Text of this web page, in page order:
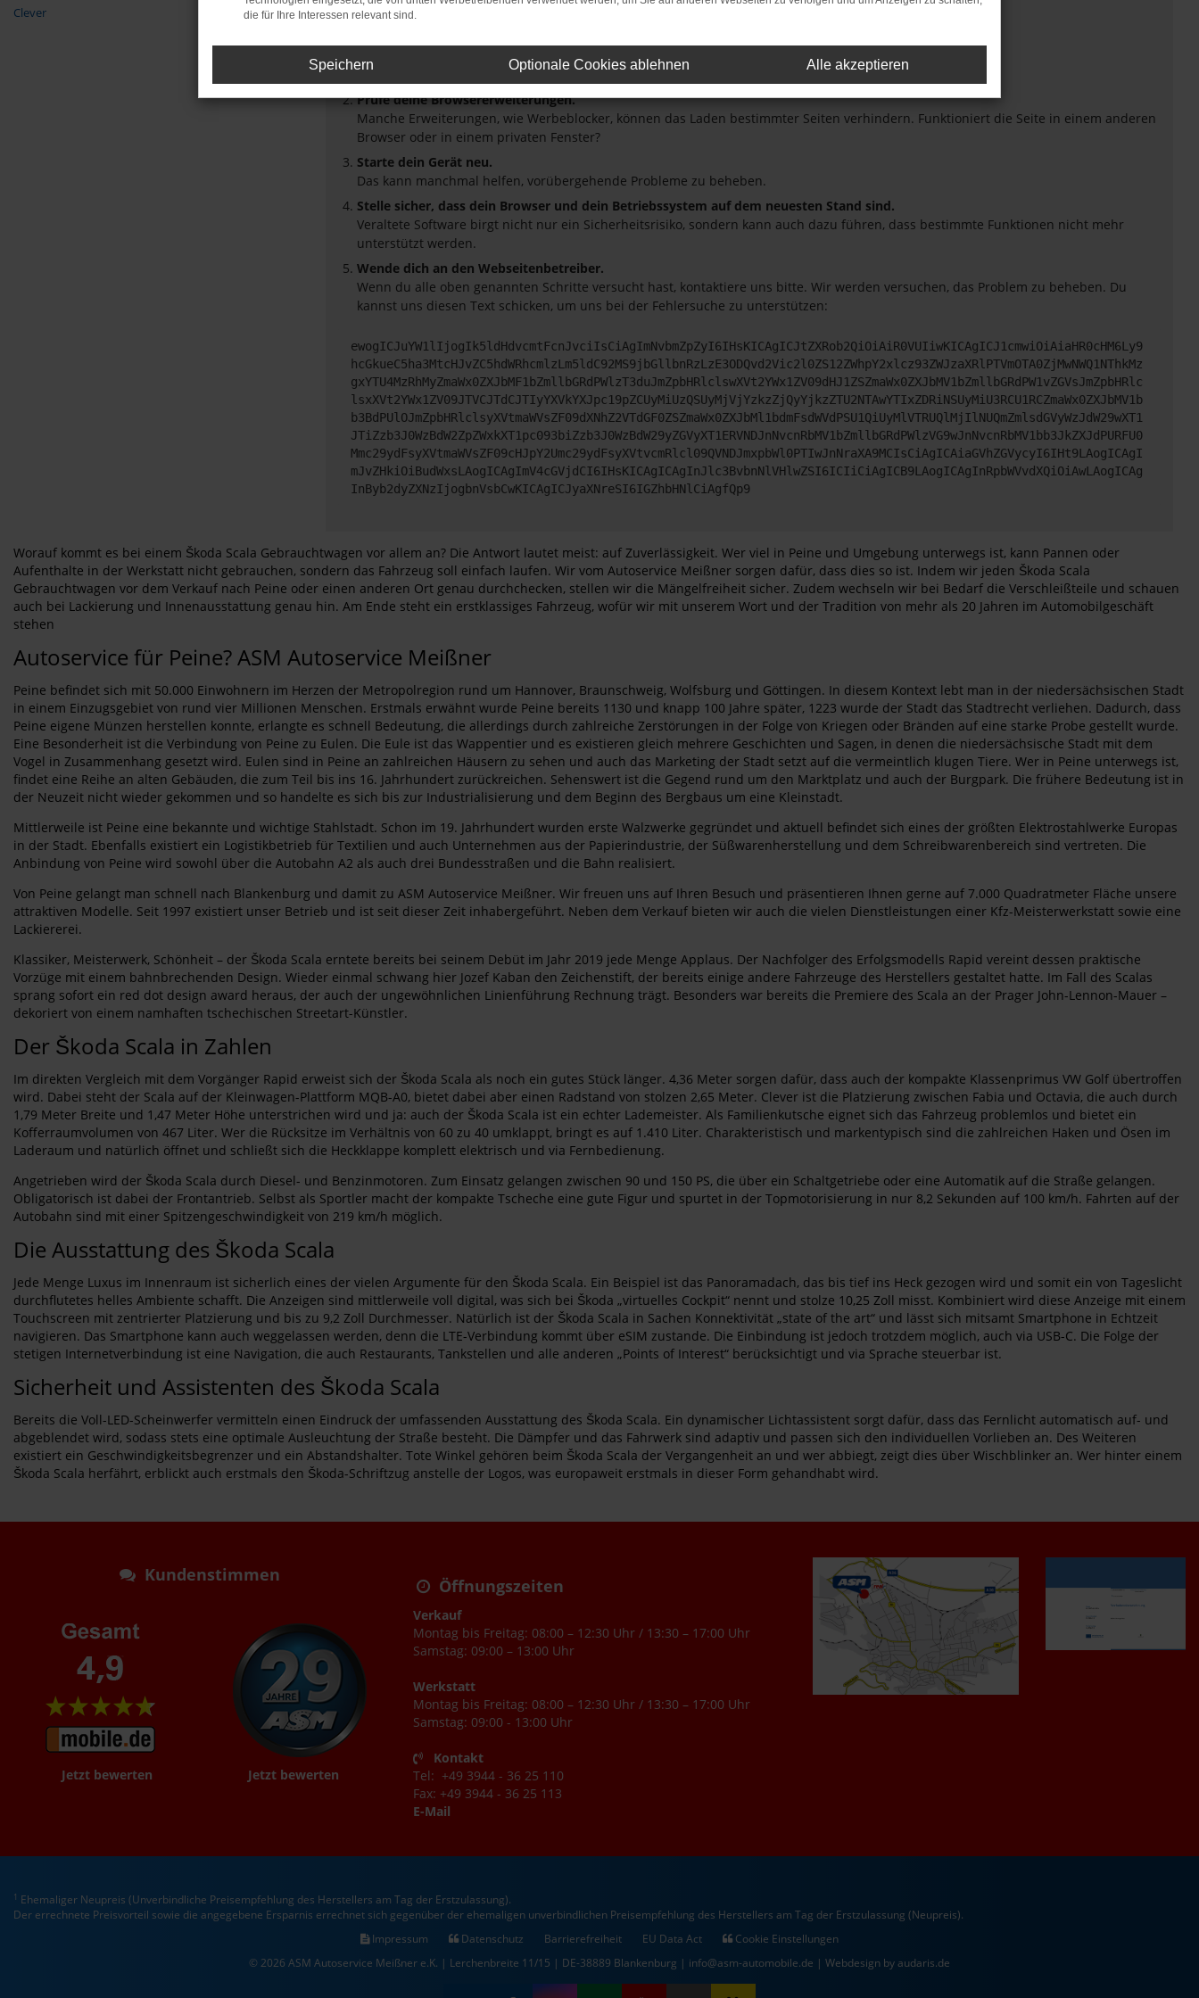
Clever
Beim Laden ist ein Fehler aufgetreten.
Hier sind ein paar Tipps, die dir helfen können:
Überprüfe deine Firewall und deine Internetverbindung.
Laden andere Webseiten, zum Beispiel deine Suchmaschine?
Prüfe deine Browsererweiterungen.
Manche Erweiterungen, wie Werbeblocker, können das Laden bestimmter Seiten verhindern. Funktioniert die Seite in einem anderen
Browser oder in einem privaten Fenster?
Starte dein Gerät neu.
Das kann manchmal helfen, vorübergehende Probleme zu beheben.
Stelle sicher, dass dein Browser und dein Betriebssystem auf dem neuesten Stand sind.
Veraltete Software birgt nicht nur ein Sicherheitsrisiko, sondern kann auch dazu führen, dass bestimmte Funktionen nicht mehr
unterstützt werden.
Wende dich an den Webseitenbetreiber.
Wenn du alle oben genannten Schritte versucht hast, kontaktiere uns bitte. Wir werden versuchen, das Problem zu beheben. Du
kannst uns diesen Text schicken, um uns bei der Fehlersuche zu unterstützen:
ewogICJuYW1lIjogIk5ldHdvcmtFcnJvciIsCiAgImNvbmZpZyI6IHsKICAgICJtZXRob2QiOiAiR0VUIiwKICAgICJ1cmwiOiAiaHR0cHM6Ly9
hcGkueC5ha3MtcHJvZC5hdWRhcmlzLm5ldC92MS9jbGllbnRzLzE3ODQvd2Vic2l0ZS12ZWhpY2xlcz93ZWJzaXRlPTVmOTA0ZjMwNWQ1NThkMz
gxYTU4MzRhMyZmaWx0ZXJbMF1bZmllbGRdPWlzT3duJmZpbHRlclswXVt2YWx1ZV09dHJ1ZSZmaWx0ZXJbMV1bZmllbGRdPW1vZGVsJmZpbHRlc
lsxXVt2YWx1ZV09JTVCJTdCJTIyYXVkYXJpc19pZCUyMiUzQSUyMjVjYzkzZjQyYjkzZTU2NTAwYTIxZDRiNSUyMiU3RCU1RCZmaWx0ZXJbMV1b
b3BdPUlOJmZpbHRlclsyXVtmaWVsZF09dXNhZ2VTdGF0ZSZmaWx0ZXJbMl1bdmFsdWVdPSU1QiUyMlVTRUQlMjIlNUQmZmlsdGVyWzJdW29wXT1
JTiZzb3J0WzBdW2ZpZWxkXT1pc093biZzb3J0WzBdW29yZGVyXT1ERVNDJnNvcnRbMV1bZmllbGRdPWlzVG9wJnNvcnRbMV1bb3JkZXJdPURFU0
Mmc29ydFsyXVtmaWVsZF09cHJpY2Umc29ydFsyXVtvcmRlcl09QVNDJmxpbWl0PTIwJnNraXA9MCIsCiAgICAiaGVhZGVycyI6IHt9LAogICAgI
mJvZHkiOiBudWxsLAogICAgImV4cGVjdCI6IHsKICAgICAgInJlc3BvbnNlVHlwZSI6ICIiCiAgICB9LAogICAgInRpbWVvdXQiOiAwLAogICAg
InByb2dyZXNzIjogbnVsbCwKICAgICJyaXNreSI6IGZhbHNlCiAgfQp9
Worauf kommt es bei einem Škoda Scala Gebrauchtwagen vor allem an? Die Antwort lautet meist: auf Zuverlässigkeit. Wer viel in Peine und Umgebung unterwegs ist, kann Pannen oder
Aufenthalte in der Werkstatt nicht gebrauchen, sondern das Fahrzeug soll einfach laufen. Wir vom Autoservice Meißner sorgen dafür, dass dies so ist. Indem wir jeden Škoda Scala
Gebrauchtwagen vor dem Verkauf nach Peine oder einen anderen Ort genau durchchecken, stellen wir die Mängelfreiheit sicher. Zudem wechseln wir bei Bedarf die Verschleißteile und schauen
auch bei Lackierung und Innenausstattung genau hin. Am Ende steht ein erstklassiges Fahrzeug, wofür wir mit unserem Wort und der Tradition von mehr als 20 Jahren im Automobilgeschäft
stehen
Autoservice für Peine? ASM Autoservice Meißner
Peine befindet sich mit 50.000 Einwohnern im Herzen der Metropolregion rund um Hannover, Braunschweig, Wolfsburg und Göttingen. In diesem Kontext lebt man in der niedersächsischen Stadt
in einem Einzugsgebiet von rund vier Millionen Menschen. Erstmals erwähnt wurde Peine bereits 1130 und knapp 100 Jahre später, 1223 wurde der Stadt das Stadtrecht verliehen. Dadurch, dass
Peine eigene Münzen herstellen konnte, erlangte es schnell Bedeutung, die allerdings durch zahlreiche Zerstörungen in der Folge von Kriegen oder Bränden auf eine starke Probe gestellt wurde.
Eine Besonderheit ist die Verbindung von Peine zu Eulen. Die Eule ist das Wappentier und es existieren gleich mehrere Geschichten und Sagen, in denen die niedersächsische Stadt mit dem
Vogel in Zusammenhang gesetzt wird. Eulen sind in Peine an zahlreichen Häusern zu sehen und auch das Marketing der Stadt setzt auf die vermeintlich klugen Tiere. Wer in Peine unterwegs ist,
findet eine Reihe an alten Gebäuden, die zum Teil bis ins 16. Jahrhundert zurückreichen. Sehenswert ist die Gegend rund um den Marktplatz und auch der Burgpark. Die frühere Bedeutung ist in
der Neuzeit nicht wieder gekommen und so handelte es sich bis zur Industrialisierung und dem Beginn des Bergbaus um eine Kleinstadt.
Mittlerweile ist Peine eine bekannte und wichtige Stahlstadt. Schon im 19. Jahrhundert wurden erste Walzwerke gegründet und aktuell befindet sich eines der größten Elektrostahlwerke Europas
in der Stadt. Ebenfalls existiert ein Logistikbetrieb für Textilien und auch Unternehmen aus der Papierindustrie, der Süßwarenherstellung und dem Schreibwarenbereich sind vertreten. Die
Anbindung von Peine wird sowohl über die Autobahn A2 als auch drei Bundesstraßen und die Bahn realisiert.
Von Peine gelangt man schnell nach Blankenburg und damit zu ASM Autoservice Meißner. Wir freuen uns auf Ihren Besuch und präsentieren Ihnen gerne auf 7.000 Quadratmeter Fläche unsere
attraktiven Modelle. Seit 1997 existiert unser Betrieb und ist seit dieser Zeit inhabergeführt. Neben dem Verkauf bieten wir auch die vielen Dienstleistungen einer Kfz-Meisterwerkstatt sowie eine
Lackiererei.
Klassiker, Meisterwerk, Schönheit – der Škoda Scala erntete bereits bei seinem Debüt im Jahr 2019 jede Menge Applaus. Der Nachfolger des Erfolgsmodells Rapid vereint dessen praktische
Vorzüge mit einem bahnbrechenden Design. Wieder einmal schwang hier Jozef Kaban den Zeichenstift, der bereits einige andere Fahrzeuge des Herstellers gestaltet hatte. Im Fall des Scalas
sprang sofort ein red dot design award heraus, der auch der ungewöhnlichen Linienführung Rechnung trägt. Besonders war bereits die Premiere des Scala an der Prager John-Lennon-Mauer –
dekoriert von einem namhaften tschechischen Streetart-Künstler.
Der Škoda Scala in Zahlen
Im direkten Vergleich mit dem Vorgänger Rapid erweist sich der Škoda Scala als noch ein gutes Stück länger. 4,36 Meter sorgen dafür, dass auch der kompakte Klassenprimus VW Golf übertroffen
wird. Dabei steht der Scala auf der Kleinwagen-Plattform MQB-A0, bietet dabei aber einen Radstand von stolzen 2,65 Meter. Clever ist die Platzierung zwischen Fabia und Octavia, die auch durch
1,79 Meter Breite und 1,47 Meter Höhe unterstrichen wird und ja: auch der Škoda Scala ist ein echter Lademeister. Als Familienkutsche eignet sich das Fahrzeug problemlos und bietet ein
Kofferraumvolumen von 467 Liter. Wer die Rücksitze im Verhältnis von 60 zu 40 umklappt, bringt es auf 1.410 Liter. Charakteristisch und markentypisch sind die zahlreichen Haken und Ösen im
Laderaum und natürlich öffnet und schließt sich die Heckklappe komplett elektrisch und via Fernbedienung.
Angetrieben wird der Škoda Scala durch Diesel- und Benzinmotoren. Zum Einsatz gelangen zwischen 90 und 150 PS, die über ein Schaltgetriebe oder eine Automatik auf die Straße gelangen.
Obligatorisch ist dabei der Frontantrieb. Selbst als Sportler macht der kompakte Tscheche eine gute Figur und spurtet in der Topmotorisierung in nur 8,2 Sekunden auf 100 km/h. Fahrten auf der
Autobahn sind mit einer Spitzengeschwindigkeit von 219 km/h möglich.
Die Ausstattung des Škoda Scala
Jede Menge Luxus im Innenraum ist sicherlich eines der vielen Argumente für den Škoda Scala. Ein Beispiel ist das Panoramadach, das bis tief ins Heck gezogen wird und somit ein von Tageslicht
durchflutetes helles Ambiente schafft. Die Anzeigen sind mittlerweile voll digital, was sich bei Škoda „virtuelles Cockpit“ nennt und stolze 10,25 Zoll misst. Kombiniert wird diese Anzeige mit einem
Touchscreen mit zentrierter Platzierung und bis zu 9,2 Zoll Durchmesser. Natürlich ist der Škoda Scala in Sachen Konnektivität „state of the art“ und lässt sich mitsamt Smartphone in Echtzeit
navigieren. Das Smartphone kann auch weggelassen werden, denn die LTE-Verbindung kommt über eSIM zustande. Die Einbindung ist jedoch trotzdem möglich, auch via USB-C. Die Folge der
stetigen Internetverbindung ist eine Navigation, die auch Restaurants, Tankstellen und alle anderen „Points of Interest“ berücksichtigt und via Sprache steuerbar ist.
Sicherheit und Assistenten des Škoda Scala
Bereits die Voll-LED-Scheinwerfer vermitteln einen Eindruck der umfassenden Ausstattung des Škoda Scala. Ein dynamischer Lichtassistent sorgt dafür, dass das Fernlicht automatisch auf- und
abgeblendet wird, sodass stets eine optimale Ausleuchtung der Straße besteht. Die Dämpfer und das Fahrwerk sind adaptiv und passen sich den individuellen Vorlieben an. Des Weiteren
existiert ein Geschwindigkeitsbegrenzer und ein Abstandshalter. Tote Winkel gehören beim Škoda Scala der Vergangenheit an und wer abbiegt, zeigt dies über Wischblinker an. Wer hinter einem
Škoda Scala herfährt, erblickt auch erstmals den Škoda-Schriftzug anstelle der Logos, was europaweit erstmals in dieser Form gehandhabt wird.
Kundenstimmen
Jetzt bewerten Jetzt bewerten
Öffnungszeiten
Verkauf
Montag bis Freitag: 08:00 – 12:30 Uhr / 13:30 – 17:00 Uhr
Samstag: 09:00 – 13:00 Uhr
Werkstatt
Montag bis Freitag: 08:00 – 12:30 Uhr / 13:30 – 17:00 Uhr
Samstag: 09:00 - 13:00 Uhr
Kontakt
Tel: +49 3944 - 36 25 110
Fax: +49 3944 - 36 25 113
E-Mail
1 Ehemaliger Neupreis (Unverbindliche Preisempfehlung des Herstellers am Tag der Erstzulassung).
Der errechnete Preisvorteil sowie die angegebene Ersparnis errechnet sich gegenüber der ehemaligen unverbindlichen Preisempfehlung des Herstellers am Tag der Erstzulassung (Neupreis).
Impressum
Datenschutz Barrierefreiheit EU Data Act
Cookie Einstellungen
© 2026 ASM Autoservice Meißner e.K. | Lerchenbreite 11/15 | DE-38889 Blankenburg | info@asm-automobile.de | Webdesign by audaris.de
die für Ihre Interessen relevant sind.
Speichern Optionale Cookies ablehnen Alle akzeptieren